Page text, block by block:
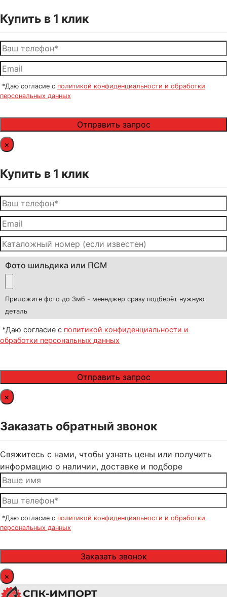
Купить в 1 клик
*Даю согласие с политикой конфиденциальности и обработки
персональных данных
×
Купить в 1 клик
Фото шильдика или ПСМ
Приложите фото до 3мб - менеджер сразу подберёт нужную
деталь
*Даю согласие с политикой конфиденциальности и
обработки персональных данных
×
Заказать обратный звонок
Свяжитесь с нами, чтобы узнать цены или получить
информацию о наличии, доставке и подборе
*Даю согласие с политикой конфиденциальности и обработки
персональных данных
×